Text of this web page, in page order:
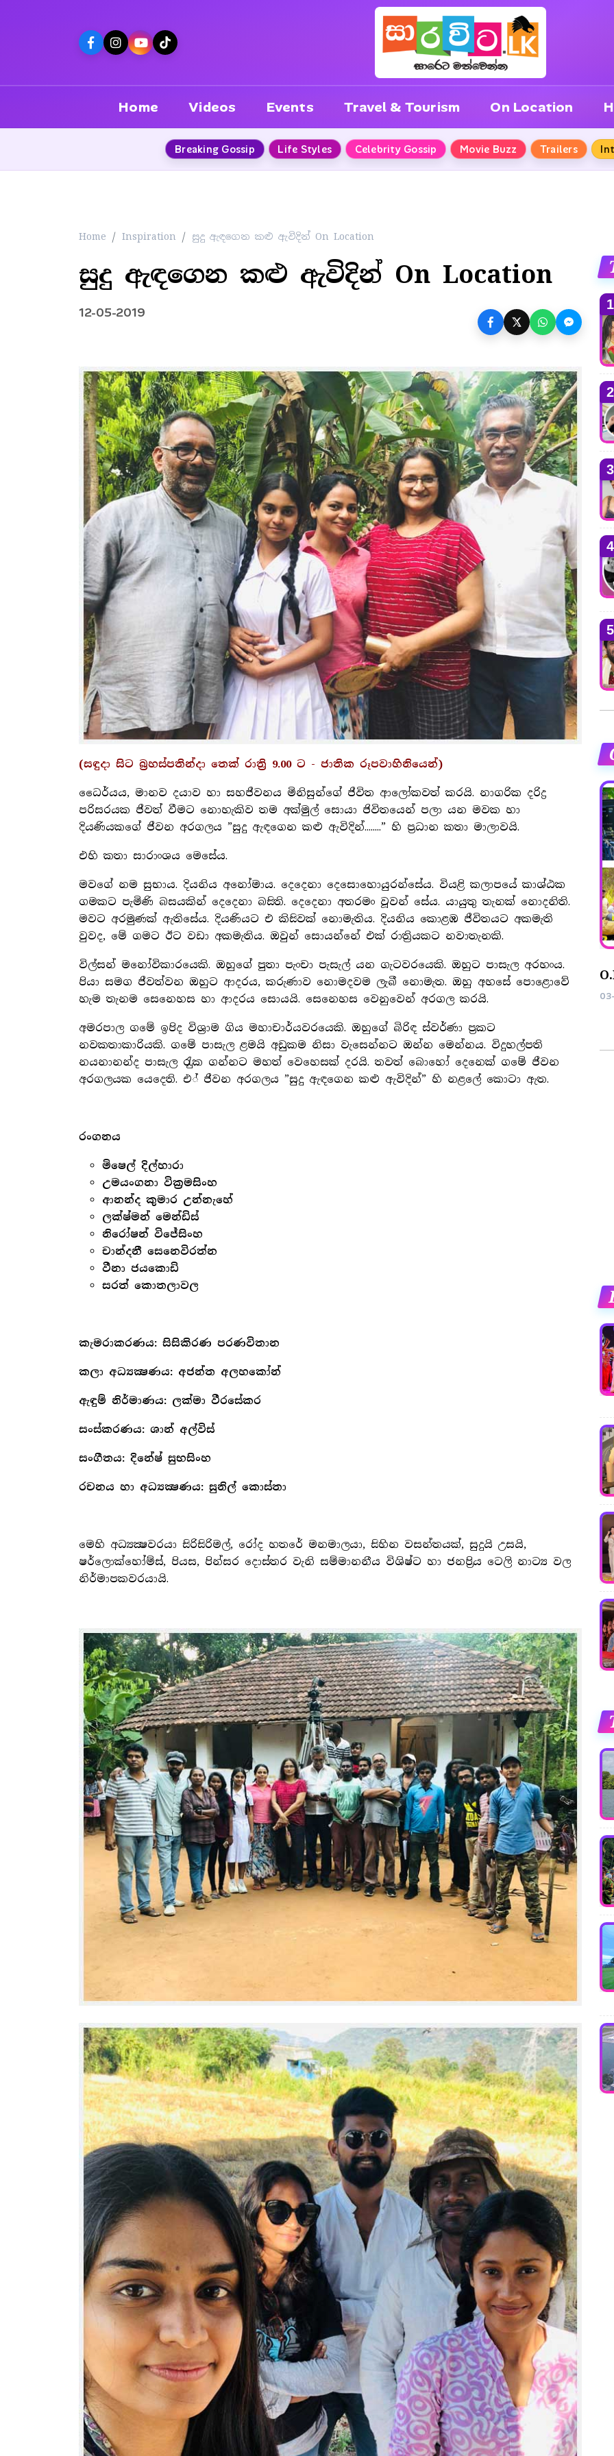
Home Videos Events Travel & Tourism On Location
Breaking Gossip Life Styles Celebrity Gossip Movie Buzz Trailers
Home Inspiration සුදු ඇඳගෙන කළු ඇවිදින් On Location
සුදු ඇඳගෙන කළු ඇවිදින් On Location
12-05-2019
(සඳුදා සිට බ‍්‍රහස්පතින්දා තෙක් රාති‍්‍ර 9.00 ට - ජාතික රූපවාහිනියෙන්)
ධෛර්යය, මානව දයාව හා සහජීවනය මිනිසුන්ගේ ජීවිත ආලෝකවත් කරයි. නාගරික දරිද්‍ර
පරිසරයක ජීවත් වීමට නොහැකිව තම අක්මුල් සොයා ජිවිතයෙන් පලා යන මවක හා
දියණියකගේ ජීවන අරගලය ”සුදු ඇඳගෙන කළු ඇවිදින්........” හි ප‍්‍රධාන කතා මාලාවයි.
එහි කතා සාරාංශය මෙසේය.
මවගේ නම සුභාය. දියනිය අනෝමාය. දෙදෙනා දෙසොහොයුරන්සේය. වියළි කලාපයේ කාශ්ඨක
ගමකට පැමිණි බසයකින් දෙදෙනා බසිති. දෙදෙනා අතරමං වූවන් සේය. යායුතු තැනක් නොදනිති.
මවට අරමුණක් ඇතිසේය. දියණියට එ කිසිවක් නොමැතිය. දියනිය කොළඹ ජීවිතයට අකමැති
වුවද, මේ ගමට ඊට වඩා අකමැතිය. ඔවුන් සොයන්නේ එක් රාති‍්‍රයකට නවාතැනකි.
විල්සන් මනෝවිකාරයෙකි. ඔහුගේ පුතා පැංචා පැසැල් යන ගැටවරයෙකි. ඔහුට පාසැල අරහංය.
පියා සමග ජීවත්වන ඔහුට ආදරය, කරුණාව නොමදවම ලැබී නොමැත. ඔහු අහසේ පොළොවේ
හැම තැනම සෙනෙහස හා ආදරය සොයයි. සෙනෙහස වෙනුවෙන් අරගල කරයි.
අමරපාල ගමේ ඉපිද විශ‍්‍රාම ගිය මහාචාර්යවරයෙකි. ඔහුගේ බිරිඳ ස්වර්ණා ප‍්‍රකට
නවකතාකාරියකි. ගමේ පාසැල ළමයි අඩුකම නිසා වැසෙන්නට ඔන්න මෙන්නය. විදුහල්පති
නයනානන්ද පාසැල රැුක ගන්නට මහත් වෙහෙසක් දරයි. තවත් බොහෝ දෙනෙක් ගමේ ජීවන
අරගලයක යෙදෙති. එ් ජීවන අරගලය ”සුදු ඇඳගෙන කළු ඇවිදින්” හි නළලේ කොටා ඇත.
රංගනය
මිෂෙල් දිල්හාරා
උමයංගනා වික‍්‍රමසිංහ
ආනන්ද කුමාර උන්නැහේ
ලක්ෂ්මන් මෙන්ඩිස්
නිරෝෂන් විජේසිංහ
චාන්දනී සෙනෙවිරත්න
වීනා ජයකොඩි
සරත් කොතලාවල
කැමරාකරණය: සිසිකිරණ පරණවිතාන
කලා අධ්‍යක්‍ෂණය: අජන්ත අලහකෝන්
ඇඳුම් නිර්මාණය: ලක්මා වීරසේකර
සංස්කරණය: ශාන් අල්විස්
සංගීතය: දිනේෂ් සුභසිංහ
රචනය හා අධ්‍යක්‍ෂණය: සුනිල් කොස්තා
මෙහි අධ්‍යක්‍ෂවරයා සිරිසිරිමල්, රෝද හතරේ මනමාලයා, සිහින වසන්තයක්, සුදුයි උසයි,
ෂර්ලොක්හෝම්ස්, පියස, පින්සර දොස්තර වැනි සම්මානනීය විශිෂ්ට හා ජනපි‍්‍රය ටෙලි නාට්‍ය වල
නිර්මාපකවරයායි.
1
2
3
4
5
24-09-2025